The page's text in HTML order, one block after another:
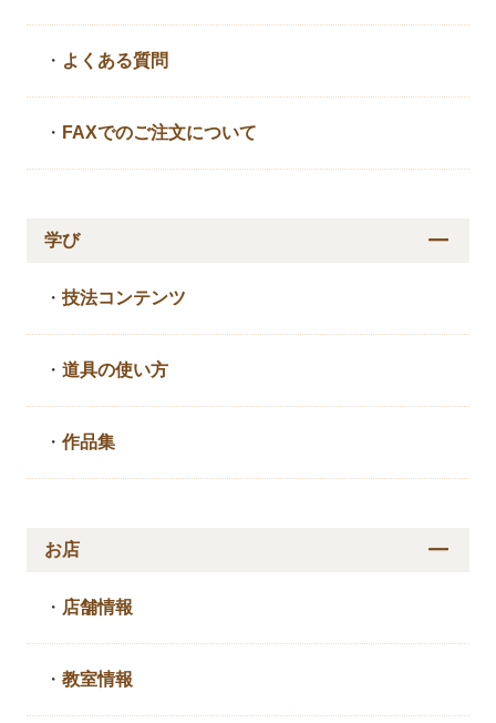
・ よくある質問
・ FAXでのご注文について
学び
・技法コンテンツ
・道具の使い方
・作品集
お店
・ 店舗情報
・教室情報